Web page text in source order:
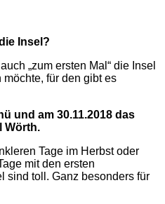
Insel?
„zum ersten Mal“ die Insel
für den gibt es
und am 30.11.2018 das
Wörth.
Tage im Herbst oder
mit den ersten
sind toll. Ganz besonders für